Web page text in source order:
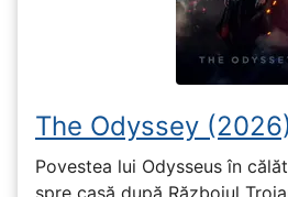
The Odyssey
Povestea lui Odysseus în